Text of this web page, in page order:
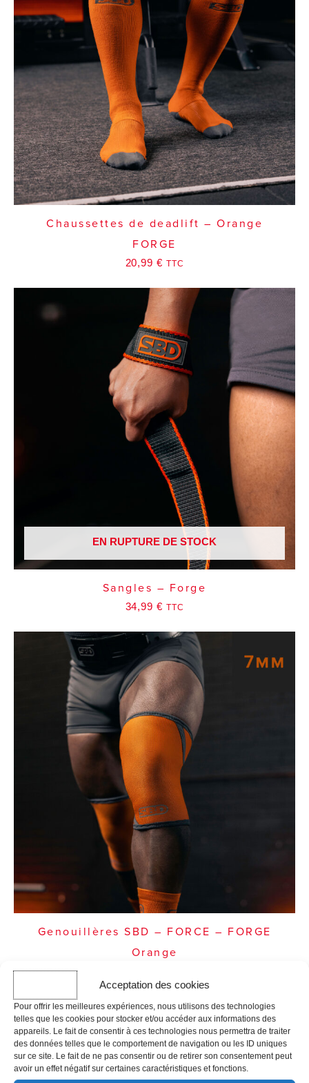
Acceptation des cookies
Pour offrir les meilleures expériences, nous utilisons des technologies
telles que les cookies pour stocker et/ou accéder aux informations des
appareils. Le fait de consentir à ces technologies nous permettra de traiter
des données telles que le comportement de navigation ou les ID uniques
sur ce site. Le fait de ne pas consentir ou de retirer son consentement peut
avoir un effet négatif sur certaines caractéristiques et fonctions.
Chaussettes de deadlift – Orange
FORGE
20,99 € TTC
EN RUPTURE DE STOCK
Sangles – Forge
34,99 € TTC
Genouillères SBD – FORCE – FORGE
Orange